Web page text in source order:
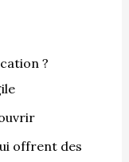
?
offrent des